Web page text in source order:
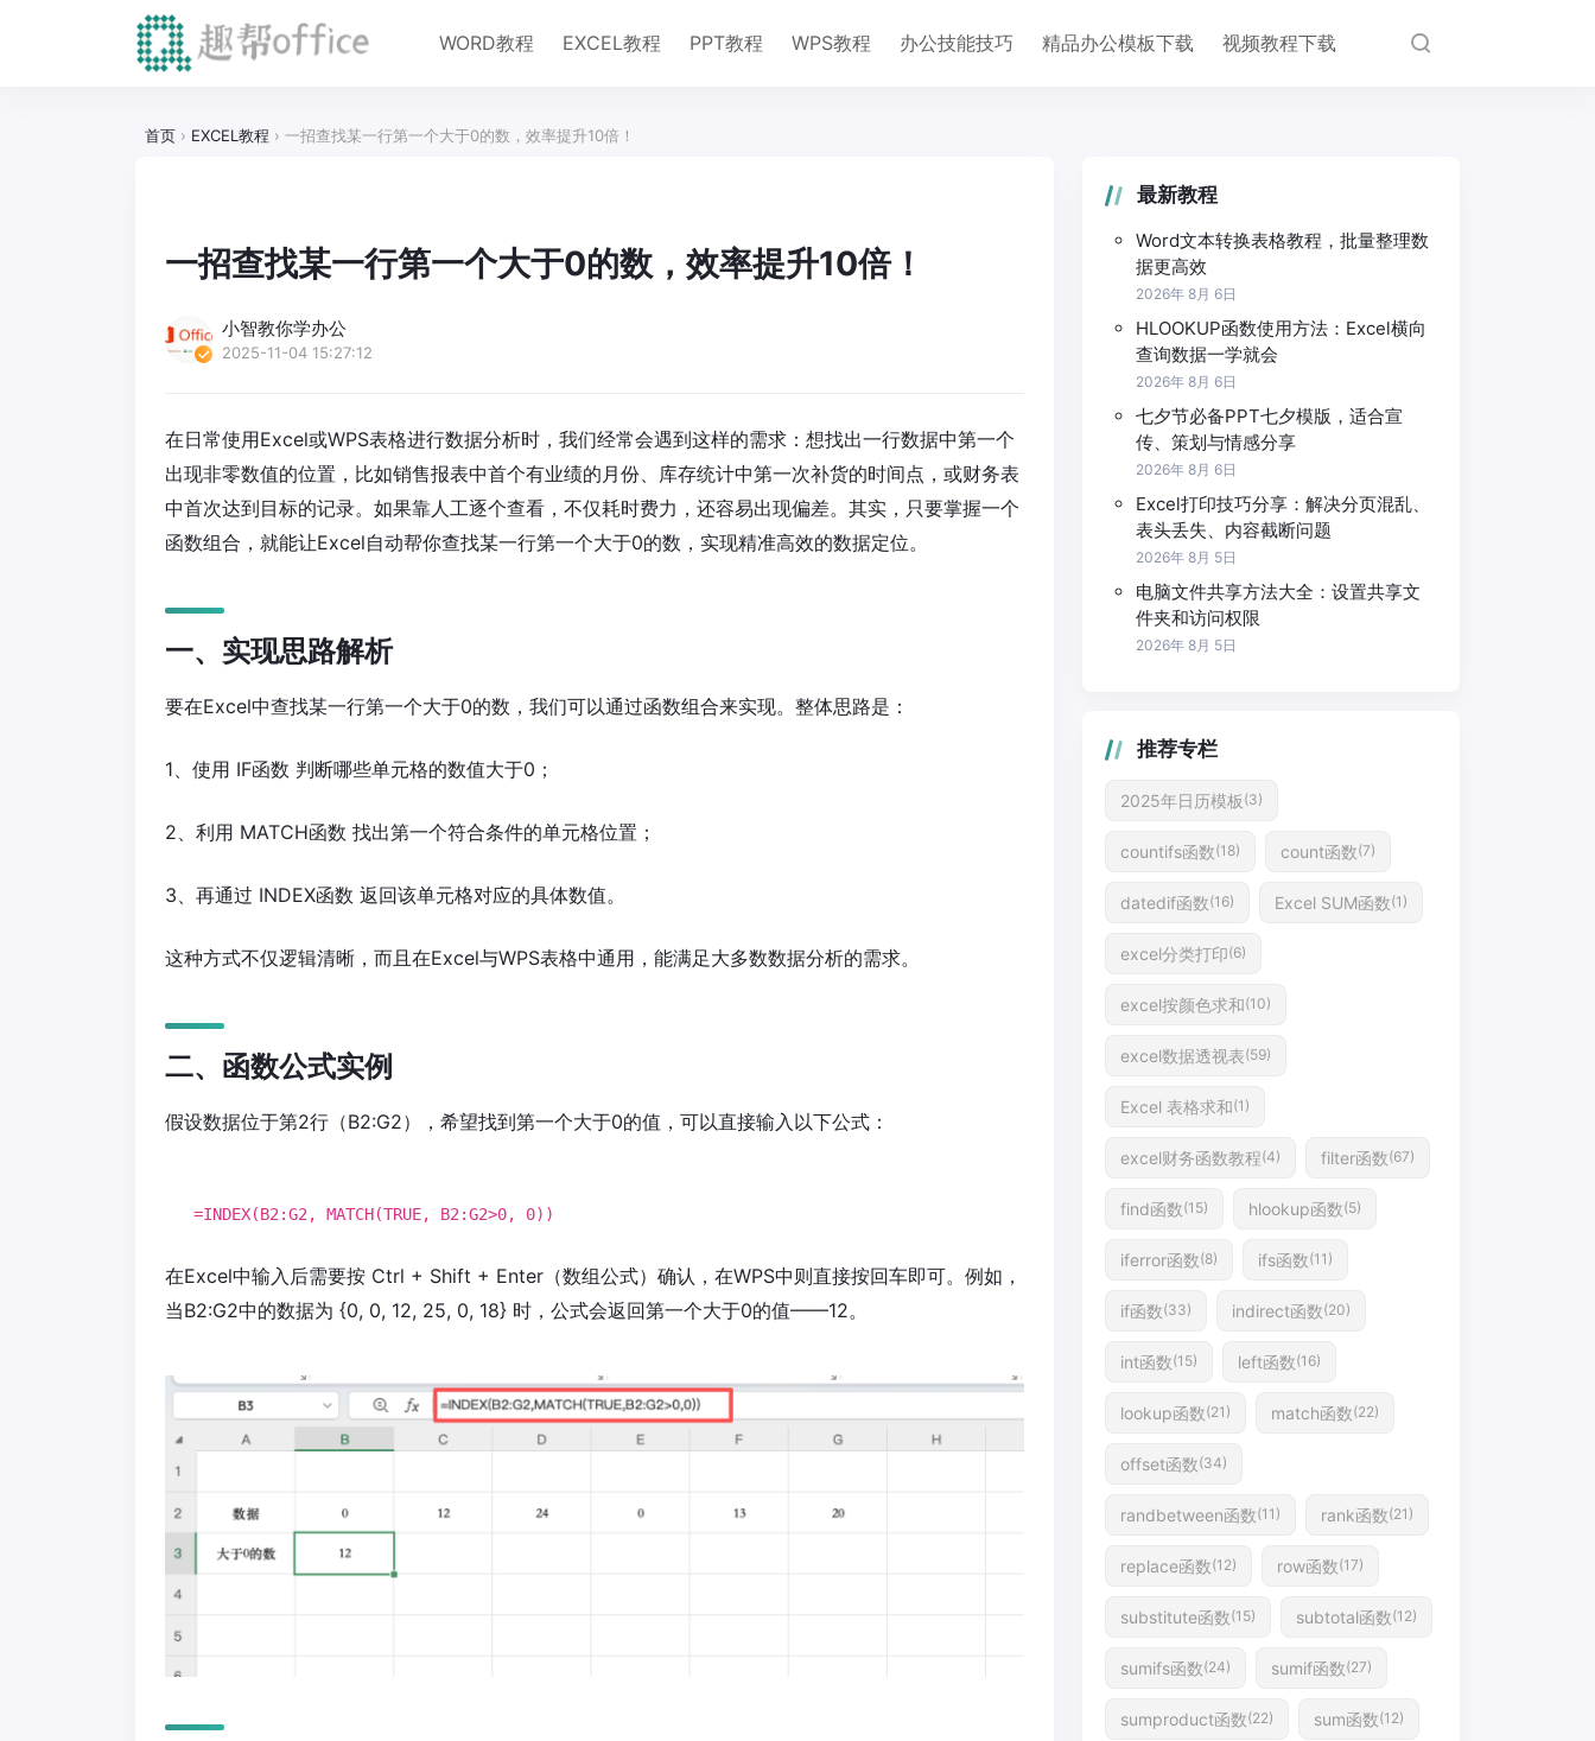
WORD教程 EXCEL教程 PPT教程 WPS教程 办公技能技巧 精品办公模板下载 视频教程下载
首页 › EXCEL教程 › 一招查找某一行第一个大于0的数，效率提升10倍！
一招查找某一行第一个大于0的数，效率提升10倍！
小智教你学办公
2025-11-04 15:27:12
在日常使用Excel或WPS表格进行数据分析时，我们经常会遇到这样的需求：想找出一行数据中第一个
出现非零数值的位置，比如销售报表中首个有业绩的月份、库存统计中第一次补货的时间点，或财务表
中首次达到目标的记录。如果靠人工逐个查看，不仅耗时费力，还容易出现偏差。其实，只要掌握一个
函数组合，就能让Excel自动帮你查找某一行第一个大于0的数，实现精准高效的数据定位。
一、实现思路解析
要在Excel中查找某一行第一个大于0的数，我们可以通过函数组合来实现。整体思路是：
1、使用 IF函数 判断哪些单元格的数值大于0；
2、利用 MATCH函数 找出第一个符合条件的单元格位置；
3、再通过 INDEX函数 返回该单元格对应的具体数值。
这种方式不仅逻辑清晰，而且在Excel与WPS表格中通用，能满足大多数数据分析的需求。
二、函数公式实例
假设数据位于第2行（B2:G2），希望找到第一个大于0的值，可以直接输入以下公式：
=INDEX(B2 :G2, MATCH(TRUE, B2 :G2>0, 0))
在Excel中输入后需要按 Ctrl + Shift + Enter（数组公式）确认，在WPS中则直接按回车即可。例如，
当B2:G2中的数据为 {0, 0, 12, 25, 0, 18} 时，公式会返回第一个大于0的值——12。
最新教程
Word文本转换表格教程，批量整理数
据更高效
2026年 8月 6日
HLOOKUP函数使用方法：Excel横向
查询数据一学就会
2026年 8月 6日
七夕节必备PPT七夕模版，适合宣
传、策划与情感分享
2026年 8月 6日
Excel打印技巧分享：解决分页混乱、
表头丢失、内容截断问题
2026年 8月 5日
电脑文件共享方法大全：设置共享文
件夹和访问权限
2026年 8月 5日
推荐专栏
2025年日历模板 (3)
countifs函数(18) count函数(7)
datedif函数(16) Excel SUM函数(1)
excel分类打印(6)
excel按颜色求和(10)
excel数据透视表(59)
Excel 表格求和(1)
excel财务函数教程(4) filter函数(67)
find函数(15) hlookup函数(5)
iferror函数(8) ifs函数(11)
if函数(33) indirect函数(20)
int函数(15) left函数(16)
lookup函数(21) match函数(22)
offset函数(34)
randbetween函数(11) rank函数(21)
replace函数(12) row函数(17)
substitute函数(15) subtotal函数(12)
sumifs函数(24) sumif函数(27)
sumproduct函数(22) sum函数(12)